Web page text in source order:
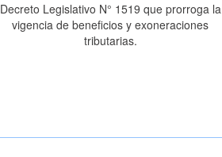
Decreto Legislativo N° 1519 que prorroga la
vigencia de beneficios y exoneraciones
tributarias.